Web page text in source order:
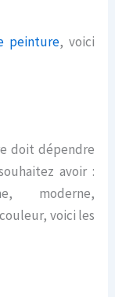
peinture, voici
doit dépendre
avoir :
moderne,
voici les